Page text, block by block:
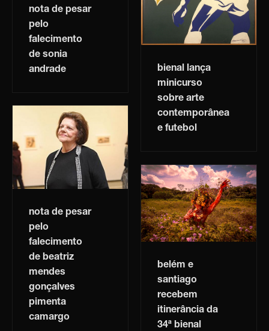
nota de pesar
pelo
falecimento
de sonia
andrade
bienal lança
minicurso
sobre arte
contemporânea
e futebol
nota de pesar
pelo
falecimento
de beatriz
mendes
gonçalves
pimenta
camargo
belém e
santiago
recebem
itinerância da
34ª bienal